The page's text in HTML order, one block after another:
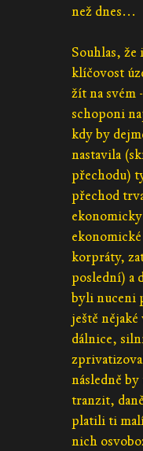
než dnes...
Souhlas, že
klíčovost
žít na svém
schoponi
kdy by
nastavila
přechodu)
přechod
korpráty,
poslední) a
byli nuceni
ještě
dálnice,
následně
tranzit,
platili ti
nich